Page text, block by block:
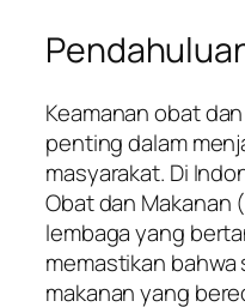
Keamanan obat
penting dalam
masyarakat. Di
Obat dan Makanan
lembaga yang
memastikan
makanan yang